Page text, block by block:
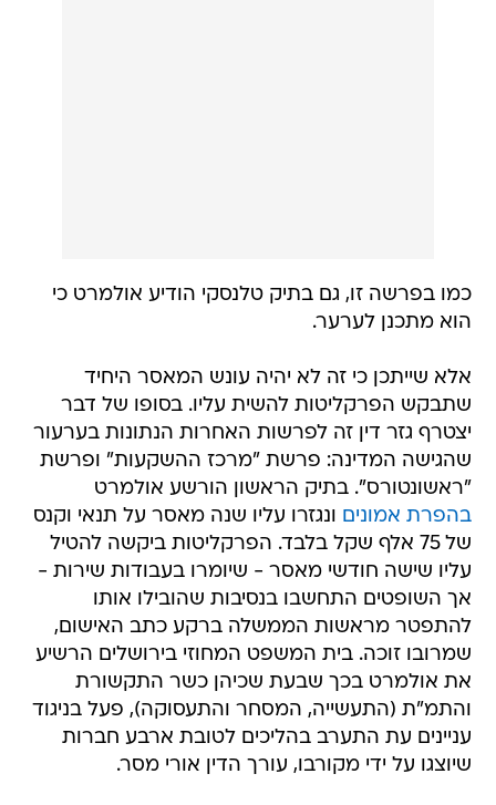
כמו בפרשה זו, גם בתיק טלנסקי הודיע אולמרט כי
הוא מתכנן לערער.
אלא שייתכן כי זה לא יהיה עונש המאסר היחיד
שתבקש הפרקליטות להשית עליו. בסופו של דבר
יצטרף גזר דין זה לפרשות האחרות הנתונות בערעור
שהגישה המדינה: פרשת "מרכז ההשקעות" ופרשת
"ראשונטורס". בתיק הראשון הורשע אולמרט
בהפרת אמונים ונגזרו עליו שנה מאסר על תנאי וקנס
של 75 אלף שקל בלבד. הפרקליטות ביקשה להטיל
עליו שישה חודשי מאסר - שיומרו בעבודות שירות -
אך השופטים התחשבו בנסיבות שהובילו אותו
להתפטר מראשות הממשלה ברקע כתב האישום,
שמרובו זוכה. בית המשפט המחוזי בירושלים הרשיע
את אולמרט בכך שבעת שכיהן כשר התקשורת
והתמ"ת (התעשייה, המסחר והתעסוקה), פעל בניגוד
עניינים עת התערב בהליכים לטובת ארבע חברות
שיוצגו על ידי מקורבו, עורך הדין אורי מסר.